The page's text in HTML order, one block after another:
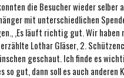
die Besucher wieder
mit unterschiedlichen
,Es läuft richtig gut. Wir haben
Lothar Gläser, 2.
geschaut. Ich finde es
so gut, dann soll es auch anderen